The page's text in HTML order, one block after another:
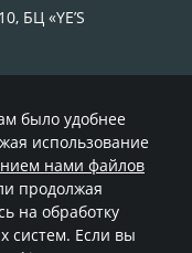
БЦ «YE’S
было удобнее
использование
нами файлов
продолжая
на обработку
систем. Если вы